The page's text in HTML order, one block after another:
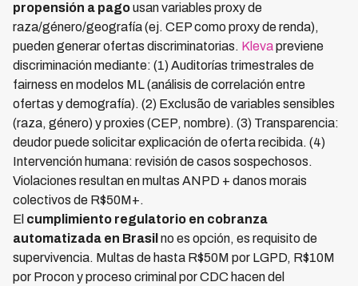
propensión a pagousan variables proxy de
raza/género/geografía (ej. CEP como proxy de renda),
pueden generar ofertas discriminatorias. Klevapreviene
discriminación mediante: (1) Auditorías trimestrales de
fairness en modelos ML (análisis de correlación entre
ofertas y demografía). (2) Exclusão de variables sensibles
(raza, género) y proxies (CEP, nombre). (3) Transparencia:
deudor puede solicitar explicación de oferta recibida. (4)
Intervención humana: revisión de casos sospechosos.
Violaciones resultan en multas ANPD + danos morais
colectivos de R$50M+.
El cumplimiento regulatorio en cobranza
automatizada en Brasil no es opción, es requisito de
supervivencia. Multas de hasta R$50M por LGPD, R$10M
por Procon y proceso criminal por CDC hacen del